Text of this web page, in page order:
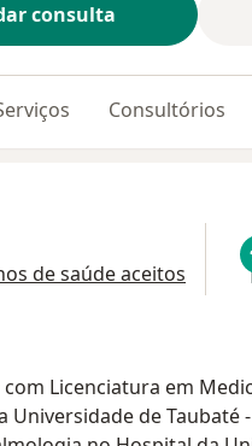
consulta
Consultórios
de saúde aceitos
com Licenciatura em
Universidade de Taubaté